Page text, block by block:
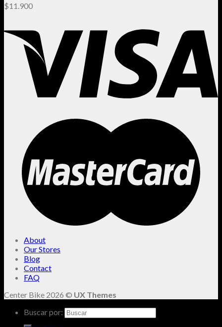
$11.900
About
Our Stores
Blog
Contact
FAQ
Center Bike 2026 © UX Themes
Buscar por: